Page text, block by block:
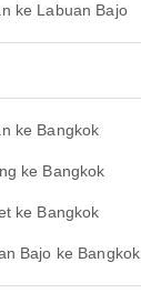
ke Labuan Bajo
ke Bangkok
ke Bangkok
ke Bangkok
Bajo ke Bangkok